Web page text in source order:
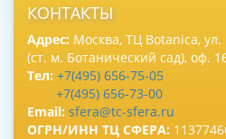
КОНТАКТЫ
Адрес: Москва, ТЦ Botanica,
(ст. м. Ботанический сад), оф.
Тел: +7(495) 656-75-05
+7(495) 656-73-00
Email: sfera@tc-sfera.ru
ОГРН/ИНН ТЦ СФЕРА: